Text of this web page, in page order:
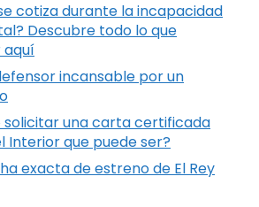
cotiza durante la incapacidad
Descubre todo lo que
aquí
incansable por un
solicitar una carta certificada
Interior que puede ser?
exacta de estreno de El Rey